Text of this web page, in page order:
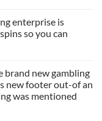
enterprise is
so you can
brand new gambling
new footer out-of an
was mentioned